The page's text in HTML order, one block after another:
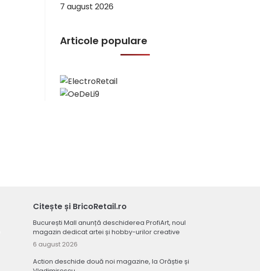
7 august 2026
Articole populare
Citește și BricoRetail.ro
București Mall anunță deschiderea ProfiArt, noul
magazin dedicat artei și hobby-urilor creative
6 august 2026
Action deschide două noi magazine, la Orăștie și